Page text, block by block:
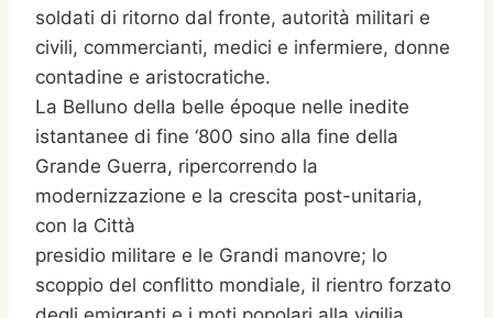
soldati di ritorno dal fronte, autorità militari e
civili, commercianti, medici e infermiere, donne
contadine e aristocratiche.
La Belluno della belle époque nelle inedite
istantanee di fine ‘800 sino alla fine della
Grande Guerra, ripercorrendo la
modernizzazione e la crescita post-unitaria,
con la Città
presidio militare e le Grandi manovre; lo
scoppio del conflitto mondiale, il rientro forzato